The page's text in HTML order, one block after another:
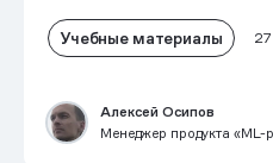
Учебные материалы
Алексей Осипов
Менеджер продукта